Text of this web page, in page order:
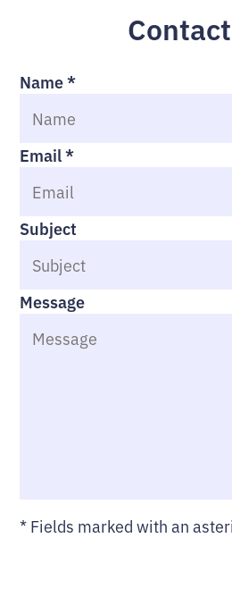
Name*
Email*
Subject
Message
* Fields marked with an